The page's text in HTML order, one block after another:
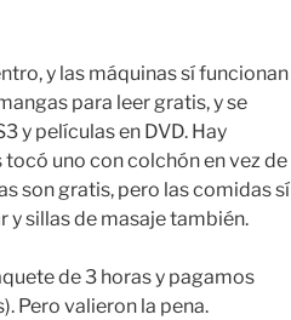
y las máquinas sí funcionan
para leer gratis, y se
y películas en DVD. Hay
uno con colchón en vez de
son gratis, pero las comidas sí
y sillas de masaje también.
de 3 horas y pagamos
Pero valieron la pena.